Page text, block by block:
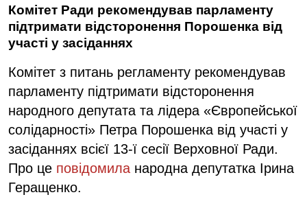
Комітет Ради рекомендував парламенту
підтримати відсторонення Порошенка від
участі у засіданнях
Комітет з питань регламенту рекомендував
парламенту підтримати відсторонення
народного депутата та лідера «Європейської
солідарності» Петра Порошенка від участі у
засіданнях всієї 13-ї сесії Верховної Ради.
Про це повідомила народна депутатка Ірина
Геращенко.